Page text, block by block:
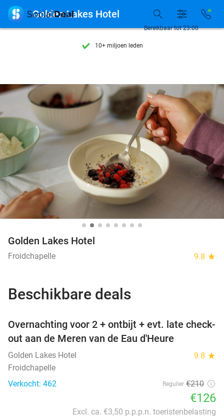
7 dagen per week beschikbaar
10+ miljoen leden
7 dagen per week beschikbaar
10+ miljoen leden
Bereikbaar tot 23:00
 Golden Lakes Hotel
Golden Lakes Hotel
Froidchapelle 9.8 star
Beschikbare deals
Overnachting voor 2 + ontbijt + evt. late check-
out aan de Meren van de Eau d'Heure
Golden Lakes Hotel 9.8 star
Froidchapelle
Verkocht: 462
Regulier €210
€126
Excl. ca. €3,50 p.p.p.n. toeristenbelasting